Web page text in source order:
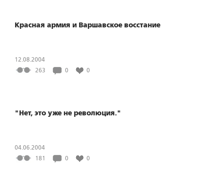
Красная армия и Варшавское восстание
12.08.2004
263
0 0
"Нет, это уже не революция."
04.06.2004
181
0 0